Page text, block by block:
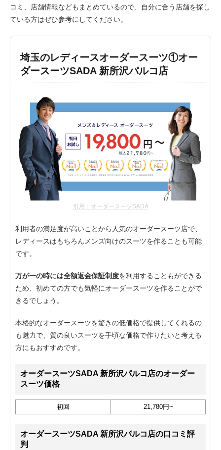
コミ、店舗情報などもまとめているので、自分に合う店舗を探し
ている方はぜひ参考にしてください。
埼玉のレディースオーダースーツ①オー
ダースーツSADA 新所沢パルコ店
引用：オーダースーツSADA
利用者の満足度が高いことから人気のオーダースーツ店で、
レディースはもちろんメンズ向けのスーツを作ることも可能
です。
万が一の時には全額返金保証制度を利用することもができる
ため、初めての方でも気軽にオーダースーツを作ることがで
きるでしょう。
本格的なオーダースーツを驚きの低価格で提供してくれるの
も魅力で、質の良いスーツを手頃な価格で作りたいと考える
方にもおすすめです。
オーダースーツSADA 新所沢パルコ店のオーダー
スーツ価格
初回 21,780円~
オーダースーツSADA 新所沢パルコ店の口コミ評
判